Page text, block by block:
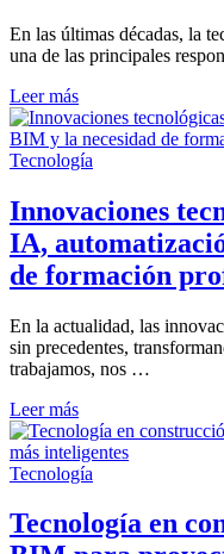
En las últimas décadas, la
una de las principales
Tecnología
sostenible:
el
papel
la
IA,
IoT
BIM
la
protección
del
ambiente
Leer más
Tecnología
Innovaciones
IA,
de formación
En la actualidad, las
sin precedentes,
trabajamos, nos …
Innovaciones
tecnológicas
actuales
como
automatización
o
Leer más
Tecnología
Tecnología en